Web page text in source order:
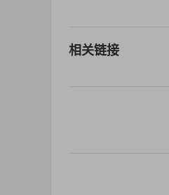
相关链接